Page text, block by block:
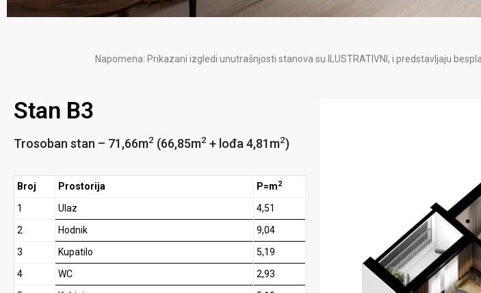
Napomena: Prikazani izgledi unutrašnjosti stanova su ILUSTRATIVNI, i predstavljaju
Stan B3
Trosoban stan – 71,66m2 (66,85m2 + lođa 4,81m2)
Broj Prostorija P=m2
1 Ulaz
4,51
2
Hodnik
9,04
3
Kupatilo
5,19
4
WC
2,93